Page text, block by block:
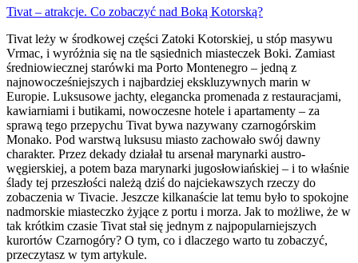
Tivat – atrakcje. Co zobaczyć nad Boką Kotorską?
Tivat leży w środkowej części Zatoki Kotorskiej, u stóp masywu
Vrmac, i wyróżnia się na tle sąsiednich miasteczek Boki. Zamiast
średniowiecznej starówki ma Porto Montenegro – jedną z
najnowocześniejszych i najbardziej ekskluzywnych marin w
Europie. Luksusowe jachty, elegancka promenada z restauracjami,
kawiarniami i butikami, nowoczesne hotele i apartamenty – za
sprawą tego przepychu Tivat bywa nazywany czarnogórskim
Monako. Pod warstwą luksusu miasto zachowało swój dawny
charakter. Przez dekady działał tu arsenał marynarki austro-
węgierskiej, a potem baza marynarki jugosłowiańskiej – i to właśnie
ślady tej przeszłości należą dziś do najciekawszych rzeczy do
zobaczenia w Tivacie. Jeszcze kilkanaście lat temu było to spokojne
nadmorskie miasteczko żyjące z portu i morza. Jak to możliwe, że w
tak krótkim czasie Tivat stał się jednym z najpopularniejszych
kurortów Czarnogóry? O tym, co i dlaczego warto tu zobaczyć,
przeczytasz w tym artykule.